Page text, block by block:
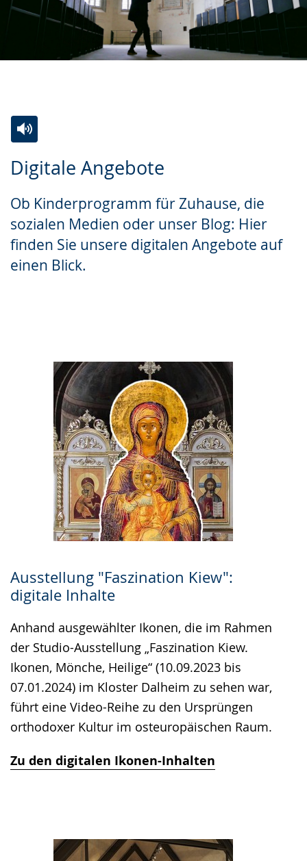
Digitale Angebote
Ob Kinderprogramm für Zuhause, die
sozialen Medien oder unser Blog: Hier
finden Sie unsere digitalen Angebote auf
einen Blick.
Leichten
wechseln.
Audio-
Video
Deutscher
Gebärdensprache
wird
angezeigt.
Ausstellung "Faszination Kiew":
digitale Inhalte
Anhand ausgewählter Ikonen, die im Rahmen
der Studio-Ausstellung „Faszination Kiew.
Ikonen, Mönche, Heilige“ (10.09.2023 bis
07.01.2024) im Kloster Dalheim zu sehen war,
führt eine Video-Reihe zu den Ursprüngen
orthodoxer Kultur im osteuropäischen Raum.
Zu den digitalen Ikonen-Inhalten